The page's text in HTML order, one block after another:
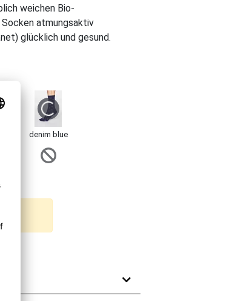
weichen Bio-
atmungsaktiv
glücklich und gesund.
denim blue